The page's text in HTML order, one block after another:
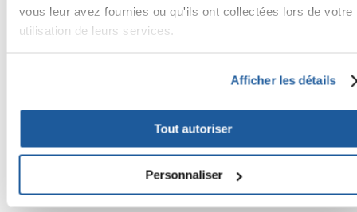
vous leur avez fournies ou qu'ils ont collectées lors de votre
utilisation de leurs services.
Afficher les détails
Tout autoriser
Personnaliser